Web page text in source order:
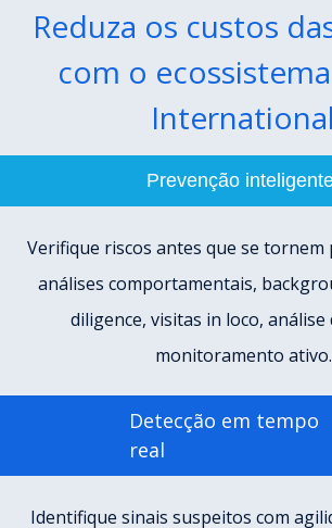
Reduza os custos
com o
International
Prevenção
Verifique riscos antes que se tornem
análises comportamentais,
diligence, visitas in loco, análise
monitoramento ativo.
Detecção em tempo
real
Identifique sinais suspeitos com